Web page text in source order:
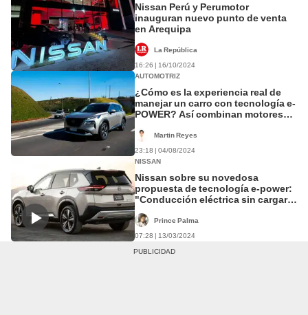
Nissan Perú y Perumotor
inauguran nuevo punto de venta
en Arequipa
La República
16:26 | 16/10/2024
AUTOMOTRIZ
¿Cómo es la experiencia real de
manejar un carro con tecnología e-
POWER? Así combinan motores
Martin Reyes
23:18 | 04/08/2024
NISSAN
Nissan sobre su novedosa
propuesta de tecnología e-power:
"Conducción eléctrica sin cargar
Prince Palma
07:28 | 13/03/2024